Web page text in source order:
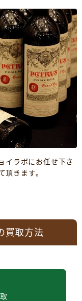
イラボにお任せ下さ
きます。
買取方法